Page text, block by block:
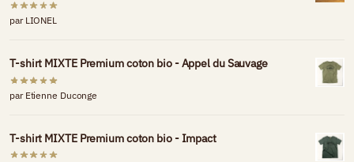
par LIONEL
T-shirt MIXTE Premium coton bio - Appel du Sauvage
par Etienne Duconge
T-shirt MIXTE Premium coton bio - Impact